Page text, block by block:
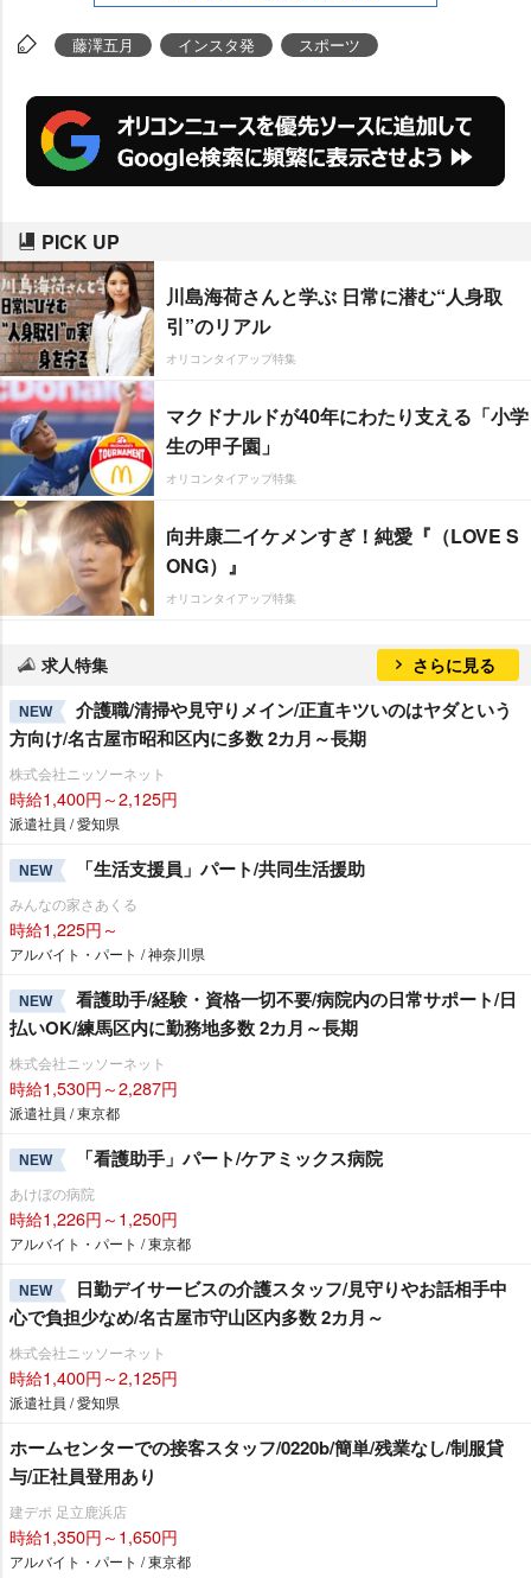
藤澤五月 インスタ発 スポーツ
PICK UP
川島海荷さんと学ぶ 日常に潜む“人身取
引”のリアル
オリコンタイアップ特集
マクドナルドが40年にわたり支える「小学
生の甲子園」
オリコンタイアップ特集
向井康二イケメンすぎ！純愛『（LOVE S
ONG）』
オリコンタイアップ特集
求人特集 さらに見る
NEW
介護職/清掃や見守りメイン/正直キツいのはヤダという
方向け/名古屋市昭和区内に多数 2カ月～長期
株式会社ニッソーネット
時給1,400円～2,125円
派遣社員 / 愛知県
NEW 「生活支援員」パート/共同生活援助
みんなの家さあくる
時給1,225円～
アルバイト・パート / 神奈川県
NEW
看護助手/経験・資格一切不要/病院内の日常サポート/日
払いOK/練馬区内に勤務地多数 2カ月～長期
株式会社ニッソーネット
時給1,530円～2,287円
派遣社員 / 東京都
NEW 「看護助手」パート/ケアミックス病院
あけぼの病院
時給1,226円～1,250円
アルバイト・パート / 東京都
NEW
日勤デイサービスの介護スタッフ/見守りやお話相手中
心で負担少なめ/名古屋市守山区内多数 2カ月～
株式会社ニッソーネット
時給1,400円～2,125円
派遣社員 / 愛知県
ホームセンターでの接客スタッフ/0220b/簡単/残業なし/制服貸
与/正社員登用あり
建デポ 足立鹿浜店
時給1,350円～1,650円
アルバイト・パート / 東京都